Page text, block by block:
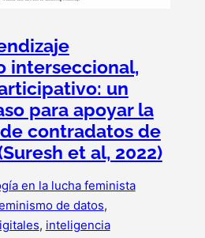
interseccional,
un
para apoyar la
contradatos de
et al, 2022)
en la lucha feminista
de datos
, inteligencia